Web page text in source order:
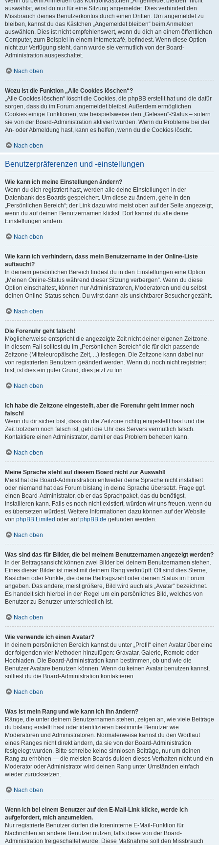
auswählst, wirst du nur für eine Sitzung angemeldet. Dies verhindert den
Missbrauch deines Benutzerkontos durch einen Dritten. Um angemeldet zu
bleiben, kannst du das Kästchen „Angemeldet bleiben“ beim Anmelden
auswählen. Dies ist nicht empfehlenswert, wenn du dich an einem öffentlichen
Computer, zum Beispiel in einem Internetcafé, befindest. Wenn diese Option
nicht zur Verfügung steht, dann wurde sie vermutlich von der Board-
Administration ausgeschaltet.
Nach oben
Wozu ist die Funktion „Alle Cookies löschen“?
„Alle Cookies löschen“ löscht die Cookies, die phpBB erstellt hat und die dafür
sorgen, dass du im Forum angemeldet bleibst. Außerdem ermöglichen
Cookies einige Funktionen, wie beispielsweise den „Gelesen“-Status – sofern
sie von der Board-Administration aktiviert wurden. Wenn du Probleme bei der
An- oder Abmeldung hast, kann es helfen, wenn du die Cookies löscht.
Nach oben
Benutzerpräferenzen und -einstellungen
Wie kann ich meine Einstellungen ändern?
Wenn du dich registriert hast, werden alle deine Einstellungen in der
Datenbank des Boards gespeichert. Um diese zu ändern, gehe in den
„Persönlichen Bereich“; der Link dazu wird meist oben auf der Seite angezeigt,
wenn du auf deinen Benutzernamen klickst. Dort kannst du alle deine
Einstellungen ändern.
Nach oben
Wie kann ich verhindern, dass mein Benutzername in der Online-Liste
auftaucht?
In deinem persönlichen Bereich findest du in den Einstellungen eine Option
„Meinen Online-Status während dieser Sitzung verbergen“. Wenn du diese
Option einschaltest, können nur Administratoren, Moderatoren und du selbst
deinen Online-Status sehen. Du wirst dann als unsichtbarer Besucher gezählt.
Nach oben
Die Forenuhr geht falsch!
Möglicherweise entspricht die angezeigte Zeit nicht deiner eigenen Zeitzone.
In diesem Fall solltest du im „Persönlichen Bereich“ die für dich passende
Zeitzone (Mitteleuropäische Zeit, ...) festlegen. Die Zeitzone kann dabei nur
von registrierten Benutzern geändert werden. Wenn du noch nicht registriert
bist, ist dies ein guter Grund, dies jetzt zu tun.
Nach oben
Ich habe die Zeitzone eingestellt, aber die Forenuhr geht immer noch
falsch!
Wenn du dir sicher bist, dass du die Zeitzone richtig eingestellt hast und die
Zeit trotzdem noch falsch ist, geht die Uhr des Servers vermutlich falsch.
Kontaktiere einen Administrator, damit er das Problem beheben kann.
Nach oben
Meine Sprache steht auf diesem Board nicht zur Auswahl!
Meist hat die Board-Administration entweder deine Sprache nicht installiert
oder niemand hat das Forum bislang in deine Sprache übersetzt. Frage ggf.
einen Board-Administrator, ob er das Sprachpaket, das du benötigst,
installieren kann. Falls es noch nicht existiert, würden wir uns freuen, wenn du
es übersetzen würdest. Weitere Informationen dazu können auf der Website
von phpBB Limited oder aufphpBB.de gefunden werden.
Nach oben
Was sind das für Bilder, die bei meinem Benutzernamen angezeigt werden?
In der Beitragsansicht können zwei Bilder bei deinem Benutzernamen stehen.
Eines dieser Bilder ist meist mit deinem Rang verknüpft: Oft sind dies Sterne,
Kästchen oder Punkte, die deine Beitragszahl oder deinen Status im Forum
angeben. Das andere, meist größere, Bild wird auch als „Avatar“ bezeichnet.
Es handelt sich hierbei in der Regel um ein persönliches Bild, welches von
Benutzer zu Benutzer unterschiedlich ist.
Nach oben
Wie verwende ich einen Avatar?
In deinem persönlichen Bereich kannst du unter „Profil“ einen Avatar über eine
der folgenden vier Methoden hinzufügen: Gravatar, Galerie, Remote oder
Hochladen. Die Board-Administration kann bestimmen, ob und wie die
Benutzer Avatare benutzen können. Wenn du keinen Avatar benutzen kannst,
solltest du die Board-Administration kontaktieren.
Nach oben
Was ist mein Rang und wie kann ich ihn ändern?
Ränge, die unter deinem Benutzernamen stehen, zeigen an, wie viele Beiträge
du bislang erstellt hast oder identifizieren bestimmte Benutzer wie
Moderatoren und Administratoren. Normalerweise kannst du den Wortlaut
eines Ranges nicht direkt ändern, da sie von der Board-Administration
festgelegt wurden. Bitte schreibe keine sinnlosen Beiträge, nur um deinen
Rang zu erhöhen — die meisten Boards dulden dieses Verhalten nicht und ein
Moderator oder Administrator wird deinen Rang unter Umständen einfach
wieder zurücksetzen.
Nach oben
Wenn ich bei einem Benutzer auf den E-Mail-Link klicke, werde ich
aufgefordert, mich anzumelden.
Nur registrierte Benutzer dürfen die foreninterne E-Mail-Funktion für
Nachrichten an andere Benutzer nutzen, falls diese von der Board-
Administration freigeschaltet wurde. Diese Maßnahme soll den Missbrauch